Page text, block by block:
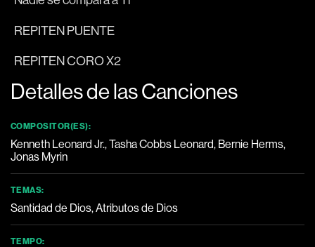
REPITEN PUENTE
REPITEN CORO X2
Detalles de las Canciones
COMPOSITOR(ES):
Kenneth Leonard Jr., Tasha Cobbs Leonard, Bernie Herms,
Jonas Myrin
TEMAS:
Santidad de Dios, Atributos de Dios
TEMPO: